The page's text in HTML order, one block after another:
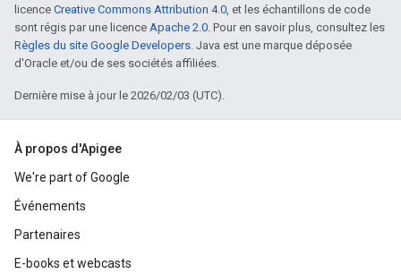
licence Creative Commons Attribution 4.0, et les échantillons de code
sont régis par une licence Apache 2.0. Pour en savoir plus, consultez les
Règles du site Google Developers. Java est une marque déposée
d'Oracle et/ou de ses sociétés affiliées.
Dernière mise à jour le 2026/02/03 (UTC).
À propos d'Apigee
We're part of Google
Événements
Partenaires
E-books et webcasts